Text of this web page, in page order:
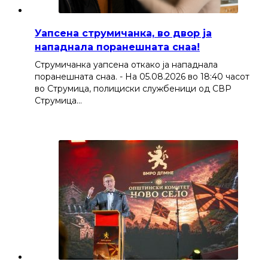
Уапсена струмичанка, во двор ја
нападнала поранешната снаа!
Струмичанка уапсена откако ја нападнала
поранешната снаа. - На 05.08.2026 во 18:40 часот
во Струмица, полициски службеници од СВР
Струмица…